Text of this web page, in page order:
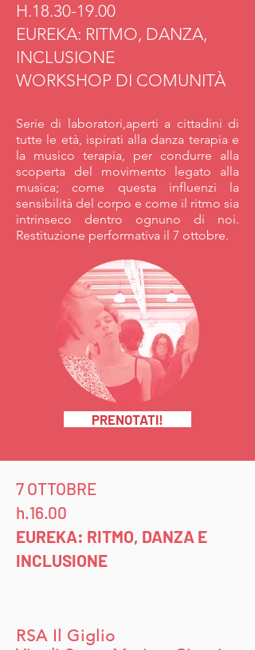
H.18.30-19.00
EUREKA: RITMO, DANZA,
INCLUSIONE
WORKSHOP DI COMUNITÀ
Serie di laboratori,aperti a cittadini di
tutte le età, ispirati alla danza terapia e
la musico terapia, per condurre alla
scoperta del movimento legato alla
musica; come questa influenzi la
sensibilità del corpo e come il ritmo sia
intrinseco dentro ognuno di noi.
Restituzione performativa il 7 ottobre.
PRENOTATI!
7 OTTOBRE
h.16.00
EUREKA: RITMO, DANZA E
INCLUSIONE
RSA Il Giglio